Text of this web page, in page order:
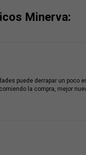
Minerva:
puede derrapar un poco
la compra, mejor